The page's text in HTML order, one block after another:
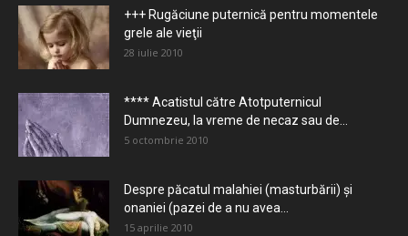
+++ Rugăciune puternică pentru momentele
grele ale vieţii
28 iulie 2010
**** Acatistul către Atotputernicul
Dumnezeu, la vreme de necaz sau de...
5 octombrie 2010
Despre păcatul malahiei (masturbării) şi
onaniei (pazei de a nu avea...
15 aprilie 2010